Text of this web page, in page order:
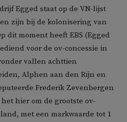
Egged staat op de VN-lijst
zijn bij de kolonisering van
dit moment heeft EBS (Egged
voor de ov-concessie in
vallen achttien
Alphen aan den Rijn en
Frederik Zevenbergen
hier om de grootste ov-
met een markwaarde tot 1